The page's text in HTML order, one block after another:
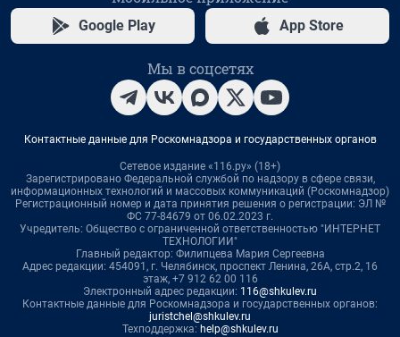
Google Play App Store
Мы в соцсетях
Контактные данные для Роскомнадзора и государственных органов
Сетевое издание «116.ру» (18+)
Зарегистрировано Федеральной службой по надзору в сфере связи,
информационных технологий и массовых коммуникаций (Роскомнадзор)
Регистрационный номер и дата принятия решения о регистрации: ЭЛ №
ФС 77-84679 от 06.02.2023 г.
Учредитель: Общество с ограниченной ответственностью "ИНТЕРНЕТ
ТЕХНОЛОГИИ"
Главный редактор: Филипцева Мария Сергеевна
Адрес редакции: 454091, г. Челябинск, проспект Ленина, 26А, стр.2, 16
этаж, +7 912 62 00 116
Электронный адрес редакции: 116@shkulev.ru
Контактные данные для Роскомнадзора и государственных органов:
juristchel@shkulev.ru
Техподдержка: help@shkulev.ru